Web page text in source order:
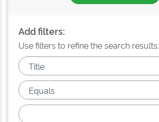
Add filters:
Use filters to refine the search results.